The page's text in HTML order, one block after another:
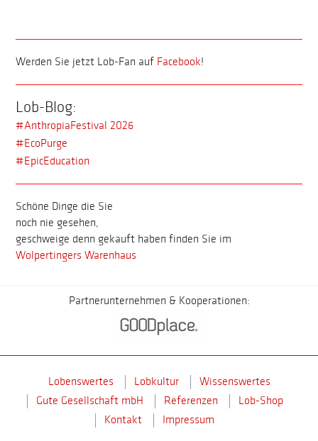
Werden Sie jetzt Lob-Fan auf Facebook!
Lob-Blog:
#AnthropiaFestival 2026
#EcoPurge
#EpicEducation
Schöne Dinge die Sie
noch nie gesehen,
geschweige denn gekauft haben finden Sie im
Wolpertingers Warenhaus
Partnerunternehmen & Kooperationen:
Lobenswertes Lobkultur
Wissenswertes
Gute Gesellschaft mbH
Referenzen
Lob-Shop
Kontakt
Impressum